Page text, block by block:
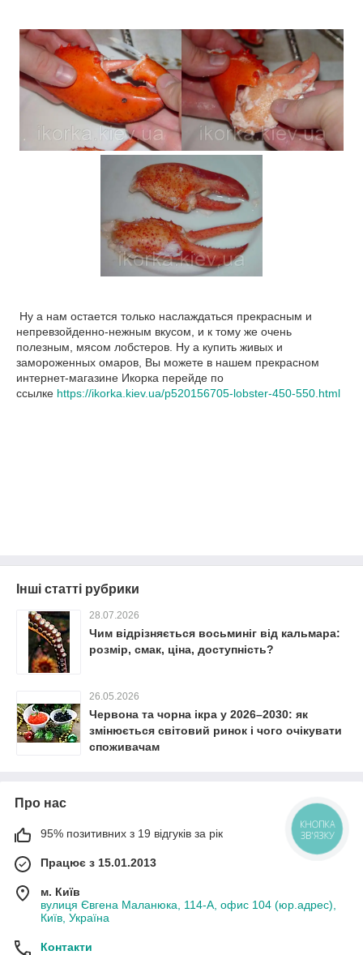
Ну а нам остается только наслаждаться прекрасным и
непревзойденно-нежным вкусом, и к тому же очень
полезным, мясом лобстеров. Ну а купить живых и
замороженных омаров, Вы можете в нашем прекрасном
интернет-магазине Икорка перейде по
ссылке https://ikorka.kiev.ua/p520156705-lobster-450-550.html
Інші статті рубрики
28.07.2026
Чим відрізняється восьминіг від кальмара:
розмір, смак, ціна, доступність?
26.05.2026
Червона та чорна ікра у 2026–2030: як
змінюється світовий ринок і чого очікувати
споживачам
Про нас
95% позитивних з 19 відгуків за рік
Працює з 15.01.2013
м. Київ
вулиця Євгена Маланюка, 114-А, офис 104 (юр.адрес),
Київ, Україна
Контакти
КНОПКА
ЗВ'ЯЗКУ